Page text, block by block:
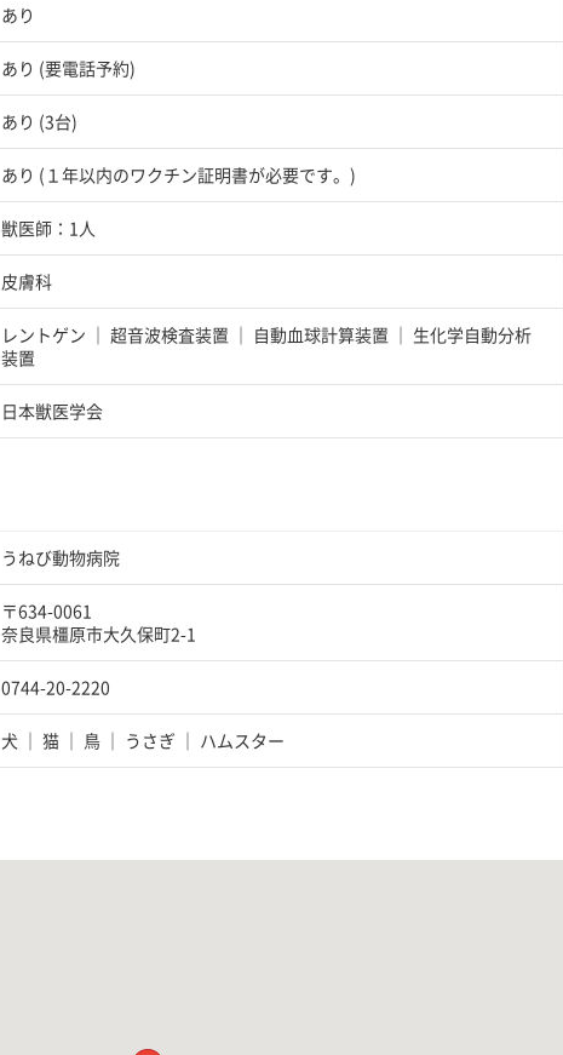
あり
あり (要電話予約)
あり (3台)
あり (１年以内のワクチン証明書が必要です。)
獣医師：1人
皮膚科
レントゲン 超音波検査装置 自動血球計算装置
生化学自動分析
装置
日本獣医学会
うねび動物病院
〒634-0061
奈良県橿原市大久保町2-1
0744-20-2220
犬 猫 鳥 うさぎ ハムスター